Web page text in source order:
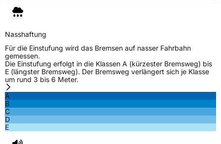
Nasshaftung
Für die Einstufung wird das Bremsen auf nasser Fahrbahn
gemessen.
Die Einstufung erfolgt in die Klassen A (kürzester Bremsweg) bis
E (längster Bremsweg). Der Bremsweg verlängert sich je Klasse
um rund 3 bis 6 Meter.
A
B
C
D
E